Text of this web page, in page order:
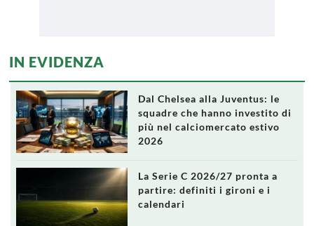
IN EVIDENZA
Dal Chelsea alla Juventus: le
squadre che hanno investito di
più nel calciomercato estivo
2026
La Serie C 2026/27 pronta a
partire: definiti i gironi e i
calendari